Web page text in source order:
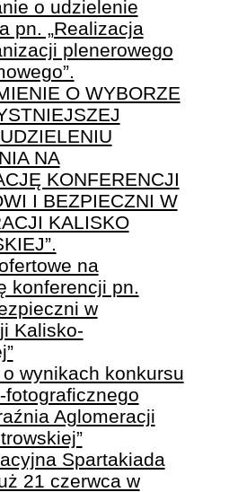
o udzielenie
pn. „Realizacja
plenerowego
O WYBORZE
NA
KONFERENCJI
I BEZPIECZNI W
KALISKO
na
konferencji pn.
w
Kalisko-
wynikach konkursu
fotograficznego
Aglomeracji
Spartakiada
21 czerwca w